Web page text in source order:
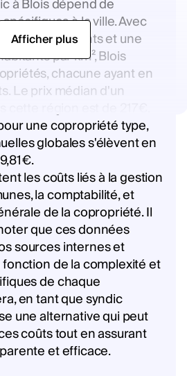
à Blois dépend de
à la ville. Avec
46 660 habitants et une
par km², Blois
chacune ayant en
Le prix médian d'un
région est de 217€.
une copropriété type,
globales s'élèvent en
les coûts liés à la gestion
la comptabilité, et
de la copropriété. Il
que ces données
sources internes et
de la complexité et
de chaque
en tant que syndic
une alternative qui peut
coûts tout en assurant
et efficace.
Afficher plus